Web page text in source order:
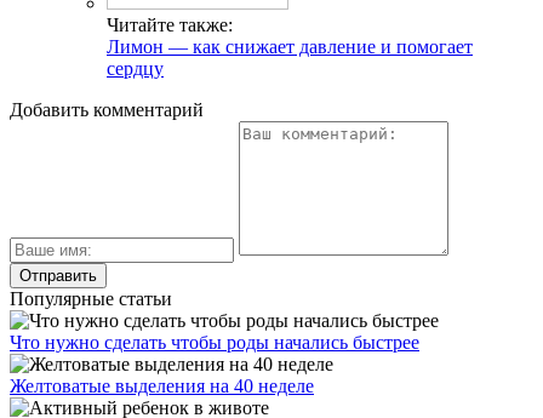
Читайте также:
Лимон — как снижает давление и помогает
сердцу
Добавить комментарий
Популярные статьи
Что нужно сделать чтобы роды начались быстрее
Желтоватые выделения на 40 неделе